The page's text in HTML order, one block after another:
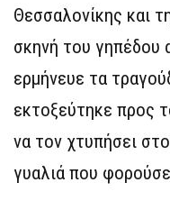
Θεσσαλονίκης και
σκηνή του γηπέδου
ερμήνευε τα
εκτοξεύτηκε προς
να τον χτυπήσει
γυαλιά που